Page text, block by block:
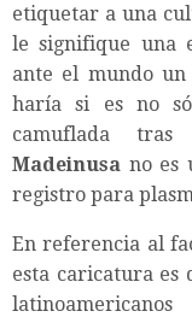
etiquetar a una
le signifique una
ante el mundo
haría si es no
camuflada
Madeinusa no es
registro para
En referencia al
esta caricatura es